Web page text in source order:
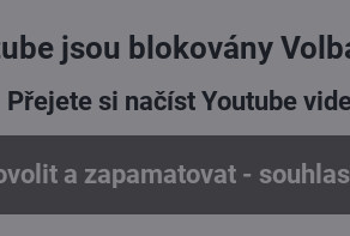
jsou blokovány
Přejete si načíst Youtube
a zapamatovat -